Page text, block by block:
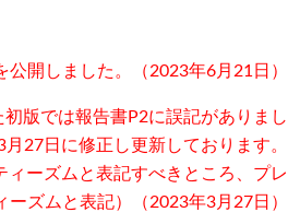
開しました。（2023年6月21日）
版では報告書P2に誤記がありまし
月27日に修正し更新しております。
ィーズムと表記すべきところ、プレ
ーズムと表記）（2023年3月27日）